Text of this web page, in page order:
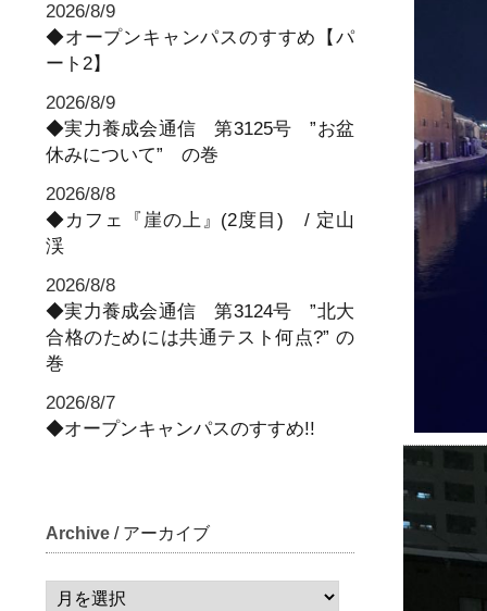
2026/8/9
◆オープンキャンパスのすすめ【パ
ート2】
2026/8/9
◆実力養成会通信 第3125号 ”お盆
休みについて” の巻
2026/8/8
◆カフェ『崖の上』(2度目) / 定山
渓
2026/8/8
◆実力養成会通信 第3124号 ”北大
合格のためには共通テスト何点?” の
巻
2026/8/7
◆オープンキャンパスのすすめ!!
Archive / アーカイブ